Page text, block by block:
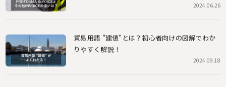
2024.06.26
貿易用語 "建値"とは？初心者向けの図解でわか
りやすく解説！
2024.09.18